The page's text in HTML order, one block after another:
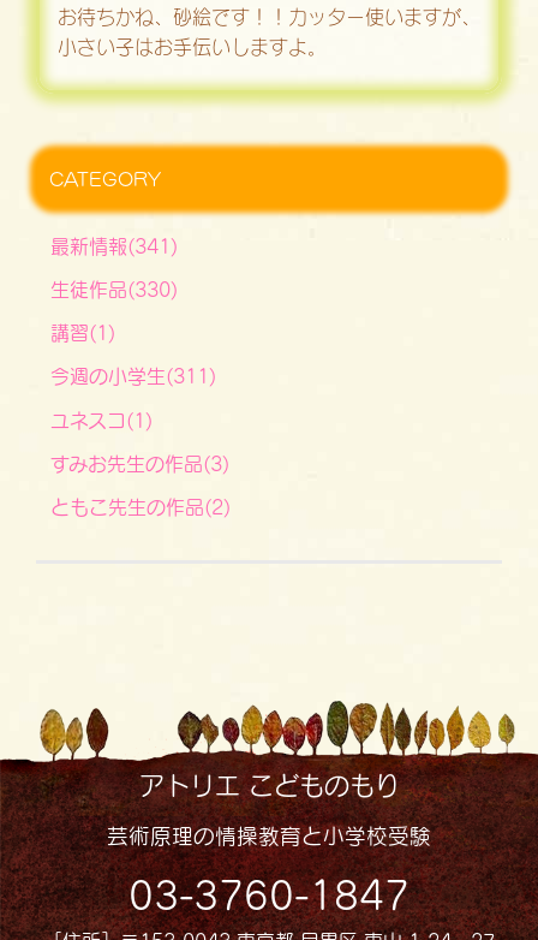
お待ちかね、砂絵です！！カッター使いますが、
小さい子はお手伝いしますよ。
CATEGORY
最新情報(341)
生徒作品(330)
講習(1)
今週の小学生(311)
ユネスコ(1)
すみお先生の作品(3)
ともこ先生の作品(2)
アトリエ こどものもり
芸術原理の情操教育と小学校受験
03-3760-1847